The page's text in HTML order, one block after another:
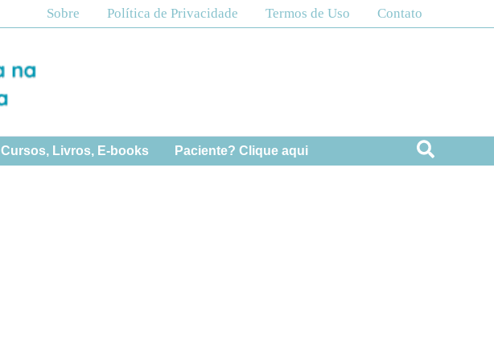
Sobre Política de Privacidade Termos de Uso Contato
Cursos, Livros, E-books Paciente? Clique aqui